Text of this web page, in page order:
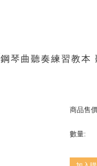
鋼琴曲聽奏練習教本
商品售
數量: